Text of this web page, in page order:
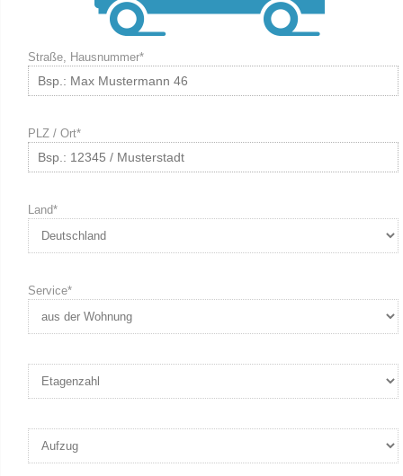
Straße, Hausnummer*
PLZ / Ort*
Land*
Service*